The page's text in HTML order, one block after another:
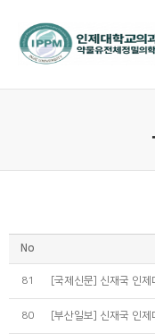
No
81 [국제신문] 신재국 인
80 [부산일보] 신재국 인제